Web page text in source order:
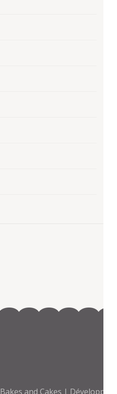
Bakes and Cakes | Développé